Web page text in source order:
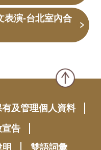
表演-台北室內合
有及管理個人資料
告
雙語詞彙